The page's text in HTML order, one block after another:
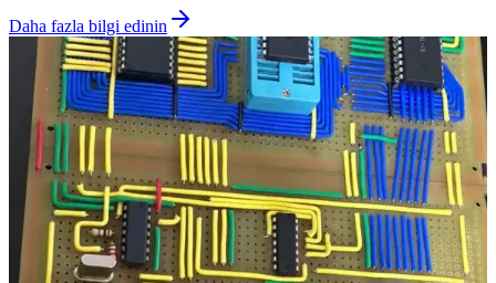
Daha fazla bilgi edinin